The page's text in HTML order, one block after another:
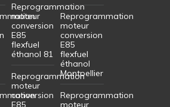
Reprogrammation
moteur
conversion
E85
flexfuel
éthanol 81
Reprogrammation
moteur
conversion
E85
Reprogrammation
moteur
conversion
E85
flexfuel
éthanol
Montpellier
Reprogrammation
moteur